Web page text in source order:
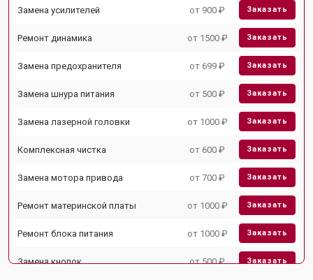
Замена усилителей от 900 ₽ Заказать
Ремонт динамика от 1500 ₽ Заказать
Замена предохранителя от 699 ₽ Заказать
Замена шнура питания от 500 ₽ Заказать
Замена лазерной головки от 1000 ₽ Заказать
Комплексная чистка от 600 ₽ Заказать
Замена мотора привода от 700 ₽ Заказать
Ремонт материнской платы от 1000 ₽ Заказать
Ремонт блока питания от 1000 ₽ Заказать
Замена кнопок от 500 ₽ Заказать